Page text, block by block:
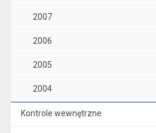
2007
2006
2005
2004
Kontrole wewnętrzne